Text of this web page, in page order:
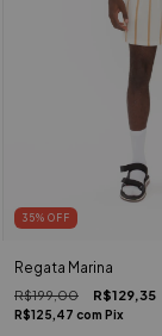
35% OFF
Regata Marina
R$199,00 R$129,35
R$125,47 com Pix